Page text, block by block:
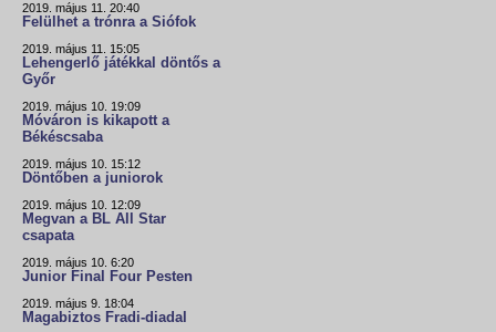
2019. május 11. 20:40
Felülhet a trónra a Siófok
2019. május 11. 15:05
Lehengerlő játékkal döntős a
Győr
2019. május 10. 19:09
Móváron is kikapott a
Békéscsaba
2019. május 10. 15:12
Döntőben a juniorok
2019. május 10. 12:09
Megvan a BL All Star
csapata
2019. május 10. 6:20
Junior Final Four Pesten
2019. május 9. 18:04
Magabiztos Fradi-diadal